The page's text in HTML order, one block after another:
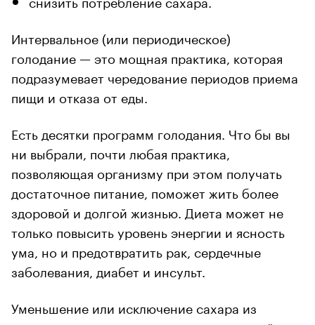
Интервальное (или периодическое)
голодание — это мощная практика, которая
подразумевает чередование периодов приема
пищи и отказа от еды.
Есть десятки программ голодания. Что бы вы
ни выбрали, почти любая практика,
позволяющая организму при этом получать
достаточное питание, поможет жить более
здоровой и долгой жизнью. Диета может не
только повысить уровень энергии и ясность
ума, но и предотвратить рак, сердечные
заболевания, диабет и инсульт.
Уменьшение или исключение сахара из